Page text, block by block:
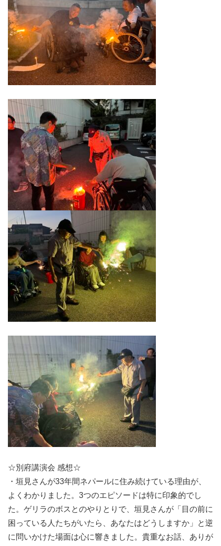
☆別府講演会 感想☆
・垣見さんが33年間ネパールに住み続けている理由が、
よくわかりました。3つのエピソードは特に印象的でし
た。ゲリラのボスとのやりとりで、垣見さんが「目の前に
困っている人たちがいたら、あなたはどうしますか」と逆
に問いかけた場面は心に響きました。貴重なお話、ありが